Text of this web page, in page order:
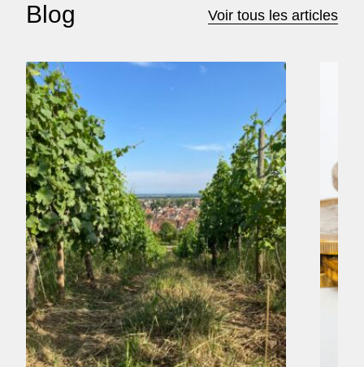
Blog Voir tous les articles